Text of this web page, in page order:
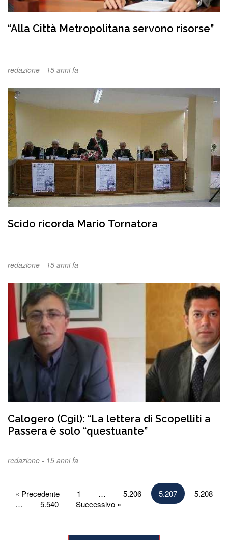
“Alla Città Metropolitana servono risorse”
redazione - 15 anni fa
Scido ricorda Mario Tornatora
redazione - 15 anni fa
Calogero (Cgil): “La lettera di Scopelliti a
Passera è solo “questuante”
redazione - 15 anni fa
Paginazione
degli
« Precedente 1 … 5.206 5.207
5.208
…
5.540 Successivo »